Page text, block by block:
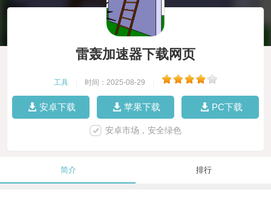
雷轰加速器下载网页
工具 时间：2025-08-29
安卓下载 苹果下载 PC下载
安卓市场，安全绿色
简介 排行